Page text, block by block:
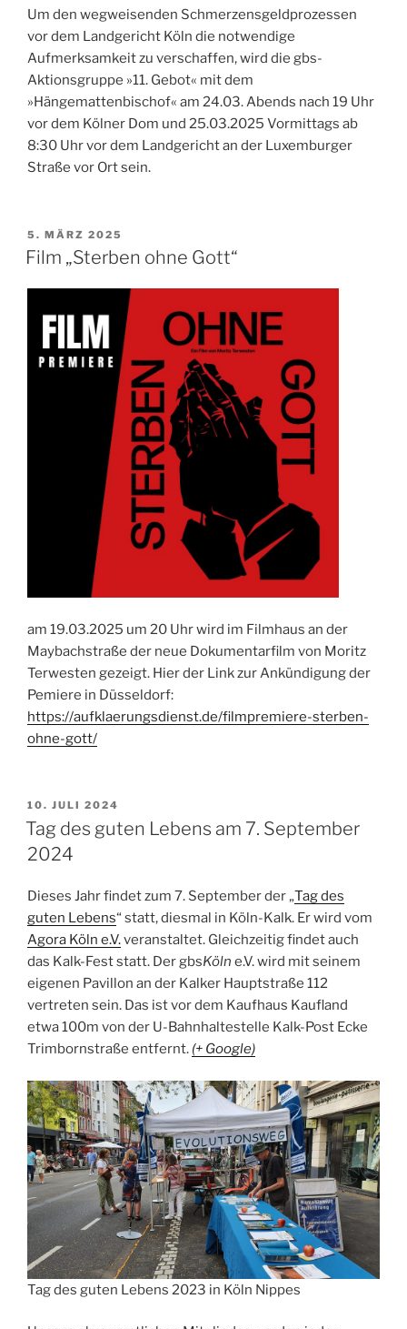
Um den wegweisenden Schmerzensgeldprozessen
vor dem Landgericht Köln die notwendige
Aufmerksamkeit zu verschaffen, wird die gbs-
Aktionsgruppe »11. Gebot« mit dem
»Hängemattenbischof« am 24.03. Abends nach 19 Uhr
vor dem Kölner Dom und 25.03.2025 Vormittags ab
8:30 Uhr vor dem Landgericht an der Luxemburger
Straße vor Ort sein.
VERÖFFENTLICHT
AM
5. MÄRZ 2025
Film „Sterben ohne Gott“
am 19.03.2025 um 20 Uhr wird im Filmhaus an der
Maybachstraße der neue Dokumentarfilm von Moritz
Terwesten gezeigt. Hier der Link zur Ankündigung der
Pemiere in Düsseldorf:
https://aufklaerungsdienst.de/filmpremiere-sterben-
ohne-gott/
VERÖFFENTLICHT
AM
10. JULI 2024
Tag des guten Lebens am 7. September
2024
Dieses Jahr findet zum 7. September der „Tag des
guten Lebens“ statt, diesmal in Köln-Kalk. Er wird vom
Agora Köln e.V.veranstaltet. Gleichzeitig findet auch
das Kalk-Fest statt. Der gbsKöln e.V. wird mit seinem
eigenen Pavillon an der Kalker Hauptstraße 112
vertreten sein. Das ist vor dem Kaufhaus Kaufland
etwa 100m von der U-Bahnhaltestelle Kalk-Post Ecke
Trimbornstraße entfernt. (+ Google)
Tag des guten Lebens 2023 in Köln Nippes